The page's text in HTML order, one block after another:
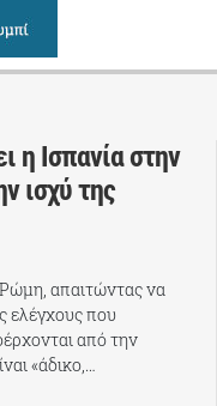
η Ισπανία στην
ισχύ της
απαιτώντας να
ελέγχους που
από την
«άδικο,…